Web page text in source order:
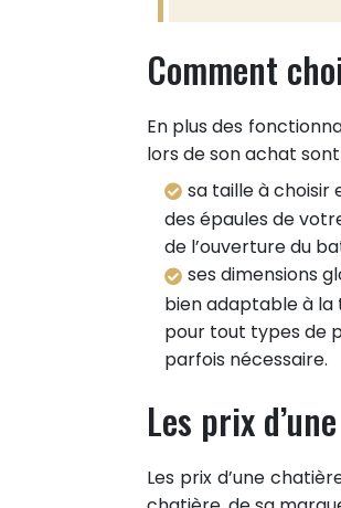
Comment
En plus des
lors de son achat
sa taille à choisir
des épaules de
de l’ouverture du
ses dimensions
bien adaptable à la
pour tout types de
parfois nécessaire.
Les prix
Les prix d’une